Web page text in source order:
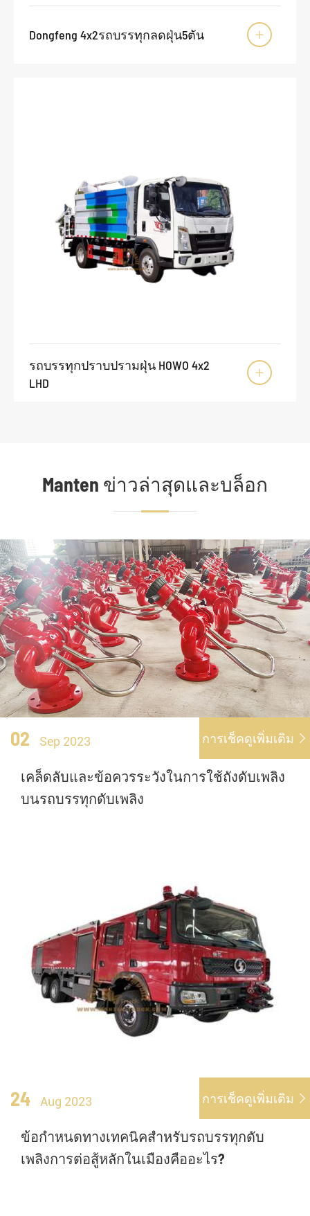
Dongfeng 4x2รถบรรทุกลดฝุ่น5ตัน 
รถบรรทุกปราบปรามฝุ่น HOWO 4x2
LHD

Manten ข่าวล่าสุดและบล็อก
02 Sep 2023 การเช็คดูเพิ่มเติม 
เคล็ดลับและข้อควรระวังในการใช้ถังดับเพลิง
บนรถบรรทุกดับเพลิง
24 Aug 2023 การเช็คดูเพิ่มเติม 
ข้อกำหนดทางเทคนิคสำหรับรถบรรทุกดับ
เพลิงการต่อสู้หลักในเมืองคืออะไร?